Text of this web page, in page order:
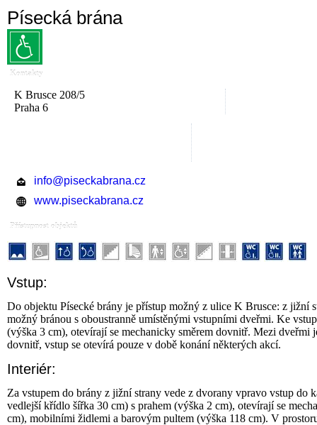
Písecká brána
Kontakty
K Brusce 208/5
Praha 6
info@piseckabrana.cz
www.piseckabrana.cz
Přístupnost objektů
Vstup:
Do objektu Písecké brány je přístup možný z ulice K Brusce: z jižní
možný bránou s oboustranně umístěnými vstupními dveřmi. Ke
(výška 3 cm), otevírají se mechanicky směrem dovnitř. Mezi
dovnitř, vstup se otevírá pouze v době konání některých akcí.
Interiér:
Za vstupem do brány z jižní strany vede z dvorany vpravo vstup
vedlejší křídlo šířka 30 cm) s prahem (výška 2 cm), otevírají se
cm), mobilními židlemi a barovým pultem (výška 118 cm). V